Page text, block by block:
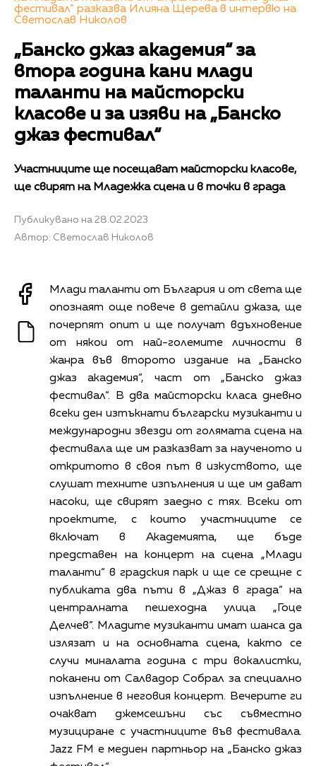
фестивал“ разказва Илияна Щерева в интервю на
Светослав Николов
„Банско джаз академия“ за
втора година кани млади
таланти на майсторски
класове и за изяви на „Банско
джаз фестивал“
Участниците ще посещават майсторски класове,
ще свирят на Младежка сцена и в точки в града
Публикувано на 28.02.2023
Автор: Светослав Николов
Млади таланти от България и от света ще
опознаят още повече в детайли джаза, ще
почерпят опит и ще получат вдъхновение
от някои от най-големите личности в
жанра във второто издание на „Банско
джаз академия“, част от „Банско джаз
фестивал“. В два майсторски класа дневно
всеки ден изтъкнати български музиканти и
международни звезди от голямата сцена на
фестивала ще им разказват за наученото и
откритото в своя път в изкуството, ще
слушат техните изпълнения и ще им дават
насоки, ще свирят заедно с тях. Всеки от
проектите, с които участниците се
включат в Академията, ще бъде
представен на концерт на сцена „Млади
таланти“ в градския парк и ще се срещне с
публиката два пъти в „Джаз в града“ на
централната пешеходна улица „Гоце
Делчев“. Младите музиканти имат шанса да
излязат и на основната сцена, както се
случи миналата година с три вокалистки,
поканени от Салвадор Собрал за специално
изпълнение в неговия концерт. Вечерите ги
очакват джемсешъни със съвместно
музициране с участниците във фестивала.
Jazz FM е медиен партньор на „Банско джаз